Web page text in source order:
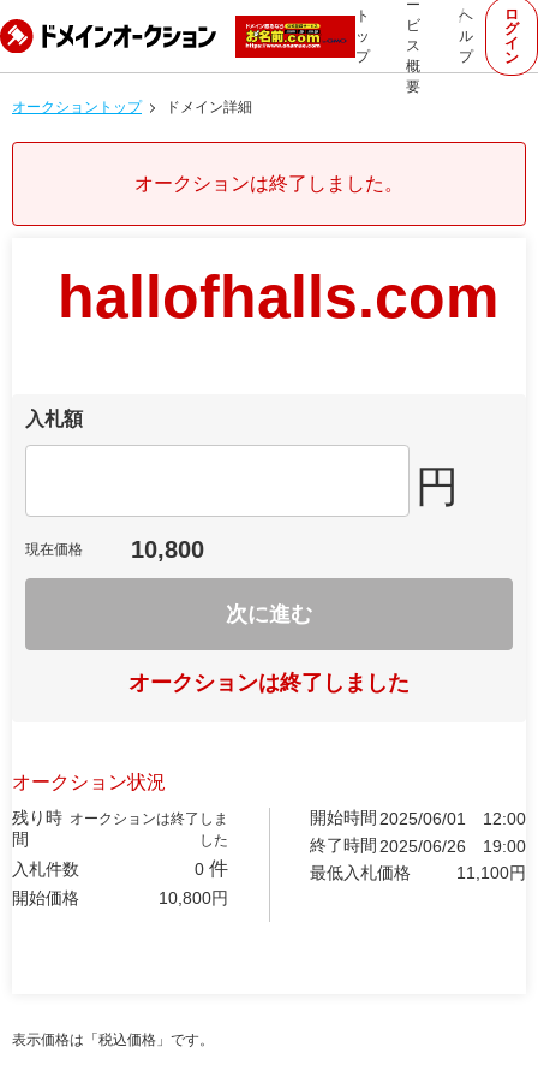
ト
ッ
プ
ー
ビ
ス
概
要
ヘ
ル
プ
ロ
グ
イ
ン
オークショントップ ドメイン詳細
オークションは終了しました。
hallofhalls.com
入札額
円
現在価格 10,800
次に進む
オークションは終了しました
オークション状況
残り時
間
オークションは終了しま
した
入札件数 0 件
開始価格 10,800円
開始時間 2025/06/01
12:00
終了時間 2025/06/26
19:00
最低入札価格
11,100円
表示価格は「税込価格」です。